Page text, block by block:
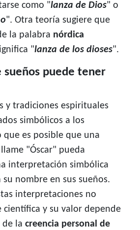
como "lanza de Dios" o
". Otra teoría sugiere que
la palabra nórdica
"lanza de los dioses".
sueños puede tener
y tradiciones espirituales
simbólicos a los
que es posible que una
"Óscar" pueda
interpretación simbólica
nombre en sus sueños.
interpretaciones no
científica y su valor depende
de la creencia personal de